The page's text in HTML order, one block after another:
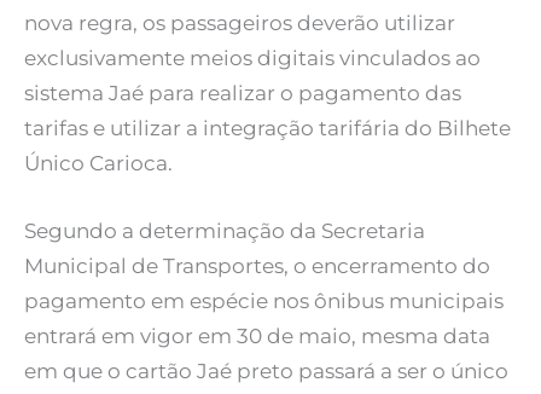
nova regra, os passageiros deverão utilizar
exclusivamente meios digitais vinculados ao
sistema Jaé para realizar o pagamento das
tarifas e utilizar a integração tarifária do Bilhete
Único Carioca.
Segundo a determinação da Secretaria
Municipal de Transportes, o encerramento do
pagamento em espécie nos ônibus municipais
entrará em vigor em 30 de maio, mesma data
em que o cartão Jaé preto passará a ser o único